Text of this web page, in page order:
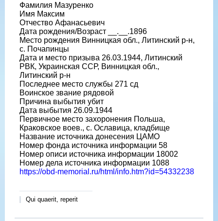
Фамилия Мазуренко
Имя Максим
Отчество Афанасьевич
Дата рождения/Возраст __.__.1896
Место рождения Винницкая обл., Литинский р-н,
с. Почапинцы
Дата и место призыва 26.03.1944, Литинский
РВК, Украинская ССР, Винницкая обл.,
Литинский р-н
Последнее место службы 271 сд
Воинское звание рядовой
Причина выбытия убит
Дата выбытия 26.09.1944
Первичное место захоронения Польша,
Краковское воев., с. Ославица, кладбище
Название источника донесения ЦАМО
Номер фонда источника информации 58
Номер описи источника информации 18002
Номер дела источника информации 1088
https://obd-memorial.ru/html/info.htm?id=54332238
Qui quaerit, reperit